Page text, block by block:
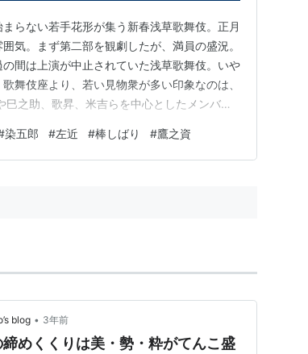
らない若手花形が集う新春浅草歌舞伎。正月
気。まず第二部を観劇したが、満員の盛況。
間は上演が中止されていた浅草歌舞伎。いや
舞伎座より、若い見物衆が多い印象なのは、
之助、歌昇、米吉らを中心としたメンバー
齢が十歳近く若返った感じであろうか。間違
。この若い役者達が…
染五郎 #左近 #棒しばり #鷹之資
blog • 3年前
締めくくりは美・勢・粋がてんこ盛